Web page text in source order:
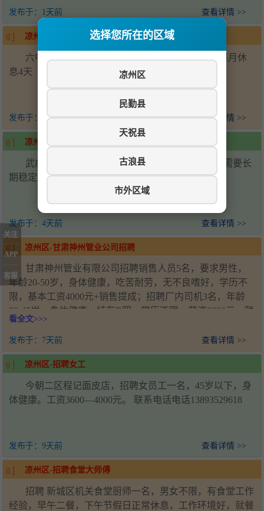
选择您所在的区域
凉州区
民勤县
天祝县
古浪县
市外区域
发布于： 1天前 查看详情 >>
凉州区-招聘帮厨
六中学校食堂招聘后厨帮厨2名，会压面优先，每月休
息4天（上六休一）工资面议-电话15393538881
发布于： 1天前 查看详情 >>
凉州区-招聘
武威万达广场招聘川湘菜炒锅两名，配菜两名，需要长
期稳定，要求技术过硬，联系电话19958567158
发布于： 4天前 查看详情 >>
凉州区-甘肃神州管业公司招聘
甘肃神州管业有限公司招聘销售人员5名，要求男性，
年龄20-50岁，身体健康，吃苦耐劳，无不良嗜好，学历不
限，基本工资4000元+销售提成；招聘厂内司机3名，年龄
22-45岁，身体健康，持有B照，学历不限，薪资6000元。联
系人：王经理，电话：18993571920，工作地址：甘肃省武
威市凉州区新能源产业园
看全文>>>
发布于： 7天前 查看详情 >>
凉州区-招聘女工
今朝二区程记面皮店，招聘女员工一名，45岁以下，身
体健康。工资3600—4000元。 联系电话电话13893529618
发布于： 9天前 查看详情 >>
凉州区-招聘食堂大师傅
招聘 新城区机关食堂厨师一名，男女不限，有食堂工作
经验，早午二餐，下午节假日正常休息，工作环境好，就餐
关注
APP
客服